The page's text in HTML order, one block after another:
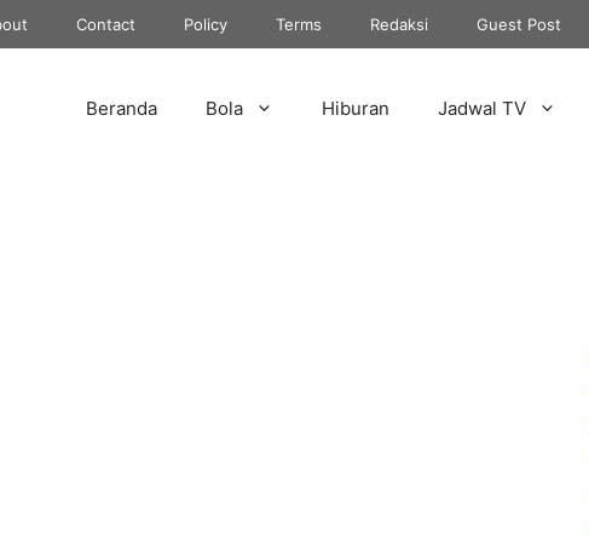
Contact Policy Terms Redaksi Guest Post
Beranda Bola Hiburan Jadwal TV